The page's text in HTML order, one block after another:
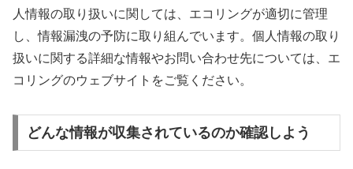
人情報の取り扱いに関しては、エコリングが適切に管理
し、情報漏洩の予防に取り組んでいます。個人情報の取り
扱いに関する詳細な情報やお問い合わせ先については、エ
コリングのウェブサイトをご覧ください。
どんな情報が収集されているのか確認しよう